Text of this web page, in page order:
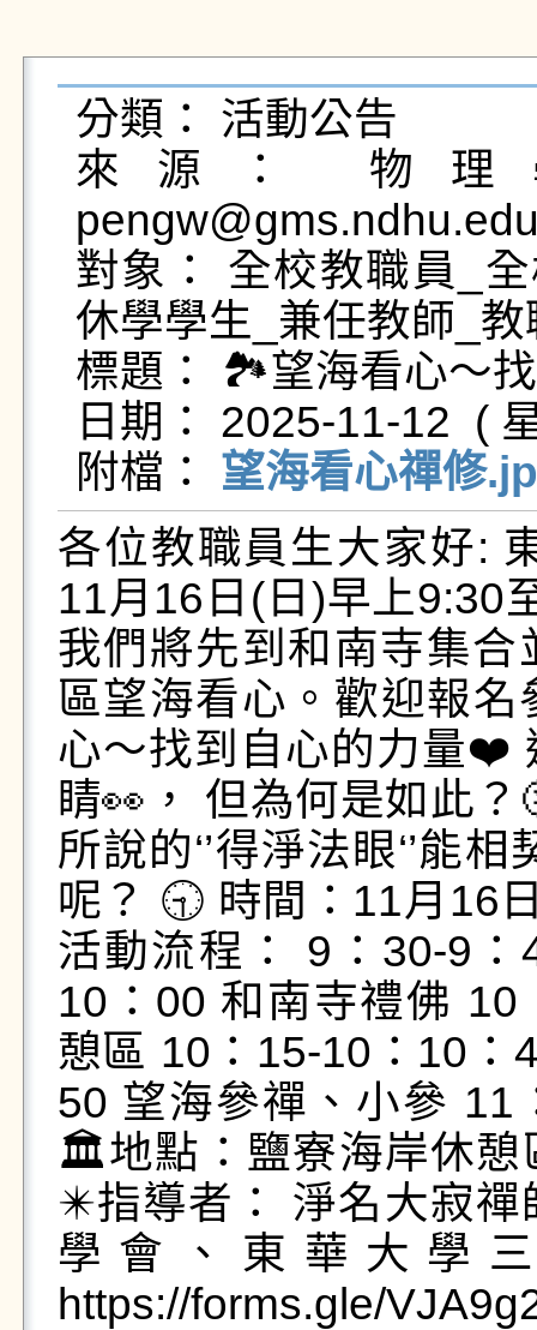
分類： 活動公告
來源： 物
對象： 全校教職員_
休學學生_兼任教師_
標題： 🏞望海看心～
日期： 2025-11-12  (
附檔： 望海看心禪修
各位教職員生大家好:
11月16日(日)早上9:30
我們將先到和南寺集
區望海看心。歡迎報
心～找到自心的力量❤️
睛👀， 但為何是如此
所說的‘’得淨法眼‘’能
呢？ 🕤 時間：11月16
活動流程： 9：30-9
10：00 和南寺禮佛
憩區 10：15-10：10：
50 望海參禪、小參 11
🏛地點：鹽寮海岸休憩
✴️指導者： 淨名大寂
學會、東華大學
https://forms.gle/